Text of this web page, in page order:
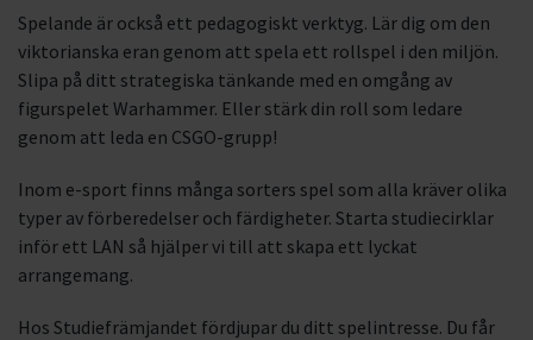
Spelande är också ett pedagogiskt verktyg. Lär dig om den
viktorianska eran genom att spela ett rollspel i den miljön.
Slipa på ditt strategiska tänkande med en omgång av
figurspelet Warhammer. Eller stärk din roll som ledare
genom att leda en CSGO-grupp!
Inom e-sport finns många sorters spel som alla kräver olika
typer av förberedelser och färdigheter. Starta studiecirklar
inför ett LAN så hjälper vi till att skapa ett lyckat
arrangemang.
Hos Studiefrämjandet fördjupar du ditt spelintresse. Du får